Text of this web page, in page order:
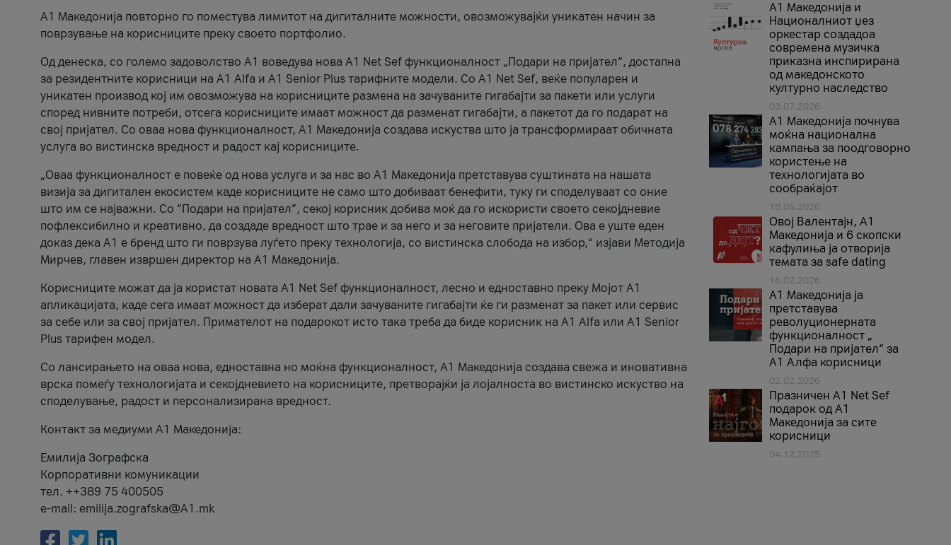
А1 Македонија повторно го поместува лимитот на дигиталните можности, овозможувајќи уникатен начин за
поврзување на корисниците преку своето портфолио.
Од денеска, со големо задоволство А1 воведува нова A1 Net Sef функционалност „Подари на пријател“, достапна
за резидентните корисници на А1 Alfa и A1 Senior Plus тарифните модели. Со A1 Net Sef, веќе популарен и
уникатен производ кој им овозможува на корисниците размена на зачуваните гигабајти за пакети или услуги
според нивните потреби, отсега корисниците имаат можност да разменат гигабајти, а пакетот да го подарат на
свој пријател. Со оваа нова функционалност, А1 Македонија создава искуства што ја трансформираат обичната
услуга во вистинска вредност и радост кај корисниците.
„Оваа функционалност е повеќе од нова услуга и за нас во А1 Македонија претставува суштината на нашата
визија за дигитален екосистем каде корисниците не само што добиваат бенефити, туку ги споделуваат со оние
што им се најважни. Со “Подари на пријател”, секој корисник добива моќ да го искористи своето секојдневие
пофлексибилно и креативно, да создаде вредност што трае и за него и за неговите пријатели. Ова е уште еден
доказ дека А1 е бренд што ги поврзува луѓето преку технологија, со вистинска слобода на избор,“ изјави Методија
Мирчев, главен извршен директор на А1 Македонија.
Корисниците можат да ја користат новата А1 Net Sef функционалност, лесно и едноставно преку Мојот А1
апликацијата, каде сега имаат можност да изберат дали зачуваните гигабајти ќе ги разменат за пакет или сервис
за себе или за свој пријател. Примателот на подарокот исто така треба да биде корисник на А1 Alfa или A1 Senior
Plus тарифен модел.
Со лансирањето на оваа нова, едноставна но моќна функционалност, А1 Македонија создава свежа и иновативна
врска помеѓу технологијата и секојдневието на корисниците, претворајќи ја лојалноста во вистинско искуство на
споделување, радост и персонализирана вредност.
Контакт за медиуми А1 Македонија:
Емилија Зографска
Корпоративни комуникации
тел. ++389 75 400505
e-mail: emilija.zografska@A1.mk
А1 Македонија и
Националниот џез
оркестар создадоа
современа музичка
приказна инспирирана
од македонското
културно наследство
03.07.2026
A1 Македонија почнува
моќна национална
кампања за поодговорно
користење на
технологијата во
сообраќајот
18.05.2026
Овој Валентајн, A1
Македонија и 6 скопски
кафулиња ја отворија
темата за safe dating
16.02.2026
А1 Македонија ја
претставува
револуционерната
функционалност „
Подари на пријател“ за
А1 Алфа корисници
02.02.2026
Празничен A1 Net Sеf
подарок од А1
Македонија за сите
корисници
04.12.2025